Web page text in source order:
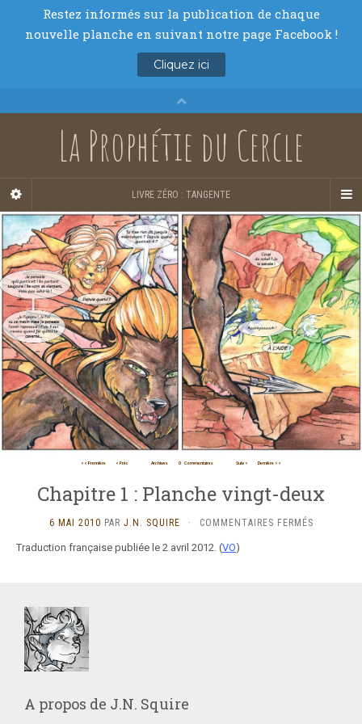
La Prophétie du Cercle
LIVRE ZÉRO : TANGENTE
<< Première < Préc Archives 0 Commentaires Suiv > Dernière >>
Chapitre 1 : Planche vingt-deux
6 MAI 2010 PAR J.N. SQUIRE · COMMENTAIRES FERMÉSSUR
Traduction française publiée le 2 avril 2012. (VO)
A propos de J.N. Squire